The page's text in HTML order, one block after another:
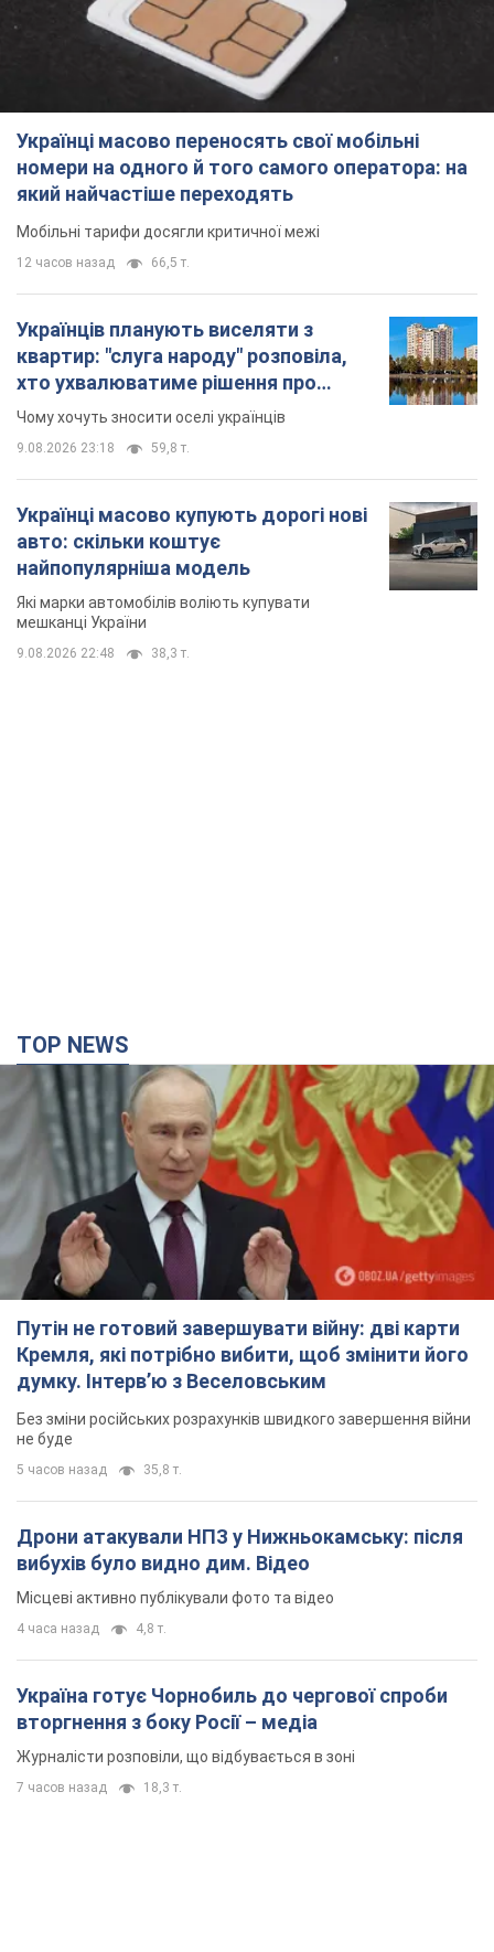
Українці масово переносять свої мобільні
номери на одного й того самого оператора: на
який найчастіше переходять
Мобільні тарифи досягли критичної межі
12 часов назад 66,5 т.
Українців планують виселяти з
квартир: "слуга народу" розповіла,
хто ухвалюватиме рішення про
знесення будинків
Чому хочуть зносити оселі українців
9.08.2026 23:18 59,8 т.
Українці масово купують дорогі нові
авто: скільки коштує
найпопулярніша модель
Які марки автомобілів воліють купувати
мешканці України
9.08.2026 22:48 38,3 т.
TOP NEWS
Путін не готовий завершувати війну: дві карти
Кремля, які потрібно вибити, щоб змінити його
думку. Інтерв’ю з Веселовським
Без зміни російських розрахунків швидкого завершення війни
не буде
5 часов назад 35,8 т.
Дрони атакували НПЗ у Нижньокамську: після
вибухів було видно дим. Відео
Місцеві активно публікували фото та відео
4 часа назад 4,8 т.
Україна готує Чорнобиль до чергової спроби
вторгнення з боку Росії – медіа
Журналісти розповіли, що відбувається в зоні
7 часов назад 18,3 т.